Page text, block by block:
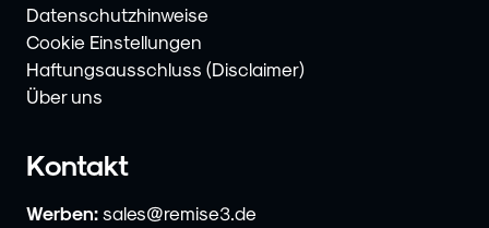
Datenschutzhinweise
Cookie Einstellungen
Haftungsausschluss (Disclaimer)
Über uns
Kontakt
Werben: sales@remise3.de